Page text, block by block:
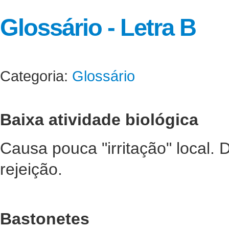
Glossário - Letra B
Categoria: Glossário
Baixa atividade biológica
Causa pouca "irritação" local.
rejeição.
Bastonetes